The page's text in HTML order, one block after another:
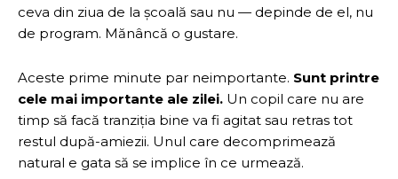
ceva din ziua de la școală sau nu — depinde de el, nu
de program. Mănâncă o gustare.
Aceste prime minute par neimportante. Sunt printre
cele mai importante ale zilei. Un copil care nu are
timp să facă tranziția bine va fi agitat sau retras tot
restul după-amiezii. Unul care decomprimează
natural e gata să se implice în ce urmează.